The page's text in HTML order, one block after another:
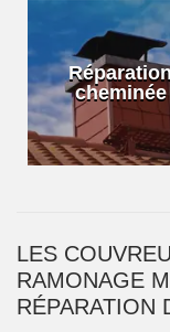
cheminée
LES
RAMONAGE
RÉPARATION